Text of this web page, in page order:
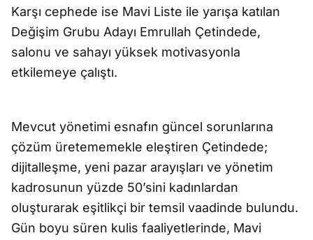
Karşı cephede ise Mavi Liste ile yarışa katılan
Değişim Grubu Adayı Emrullah Çetindede,
salonu ve sahayı yüksek motivasyonla
etkilemeye çalıştı.
Mevcut yönetimi esnafın güncel sorunlarına
çözüm üretememekle eleştiren Çetindede;
dijitalleşme, yeni pazar arayışları ve yönetim
kadrosunun yüzde 50’sini kadınlardan
oluşturarak eşitlikçi bir temsil vaadinde bulundu.
Gün boyu süren kulis faaliyetlerinde, Mavi